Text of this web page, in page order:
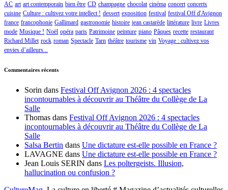
AC art art contemporain bien être CD champagne chocolat cinéma concert concerts
cuisine Culture : cultivez votre intellect ! dessert exposition festival festival Off d'Avignon
france francophonie Gallimard gastronomie histoire jean castarède littérature livre Livres
mode Musique ! Noël opéra paris Patrimoine peinture piano Pâques recette restaurant
Richard Millet rock roman Spectacle Tarn théâtre tourisme vin Voyage : cultivez vos
envies d’ailleurs...
Commentaires récents
Sorin dans Festival Off Avignon 2026 : 4 spectacles
incontournables à découvrir au Théâtre du Collège de La
Salle
Thomas dans Festival Off Avignon 2026 : 4 spectacles
incontournables à découvrir au Théâtre du Collège de La
Salle
Salsa Bertin dans Une dictature est-elle possible en France ?
LAVAGNE dans Une dictature est-elle possible en France ?
Jean Louis SERIN dans Les poltergeists. Illusion,
hallucination ou confusion ?